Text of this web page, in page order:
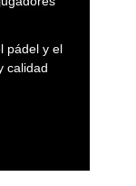
pádel y el
calidad